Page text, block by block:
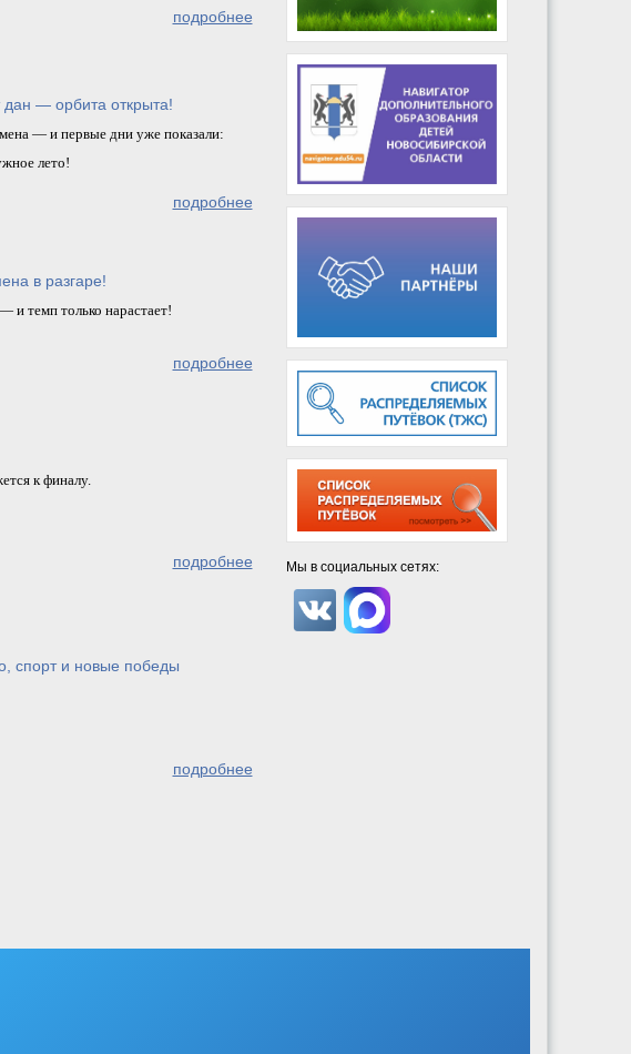
Мы в социальных сетях:
подробнее
— орбита открыта!
— и первые дни уже показали:
лето!
подробнее
в разгаре!
темп только нарастает!
подробнее
к финалу.
подробнее
спорт и новые победы
подробнее